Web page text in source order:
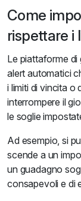
Come
rispettare i
Le piattaforme
alert automatici
i limiti di vincita o
interrompere il
le soglie
Ad esempio, si
scende a un
un guadagno
consapevoli e di